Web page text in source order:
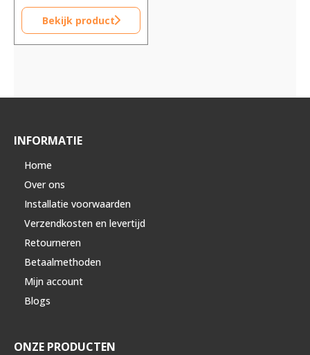
Bekijk product
INFORMATIE
Home
Over ons
Installatie voorwaarden
Verzendkosten en levertijd
Retourneren
Betaalmethoden
Mijn account
Blogs
ONZE PRODUCTEN